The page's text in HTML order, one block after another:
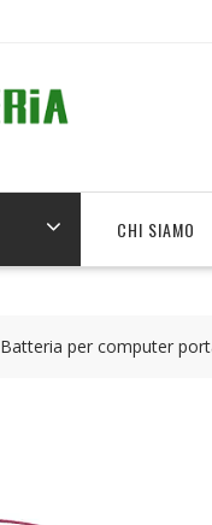
CHI SIAMO
Batteria per computer